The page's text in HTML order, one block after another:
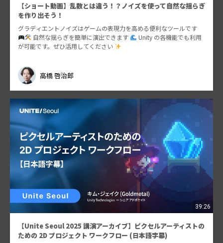
【ショート動画】乱数とは違う！？ノイズを使って自然な揺らぎ
を作り出そう！
グラディエントノイズはゲームの表現力を高める便利なツールです
自然な揺らぎを簡単に演出できます
Unity の各機能でも利用
が可能です。ぜひ活用してください
高橋 啓治郎
39:26
【Unite Seoul 2025 講演アーカイブ】ピクセルアーティストの
ための 2D プロジェクト ワークフロー (日本語字幕)